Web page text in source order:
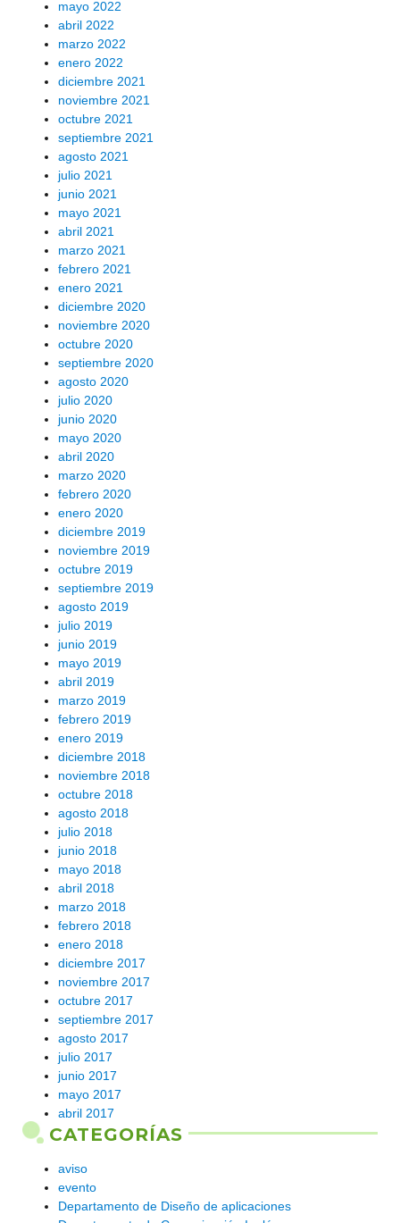
mayo 2022
abril 2022
marzo 2022
enero 2022
diciembre 2021
noviembre 2021
octubre 2021
septiembre 2021
agosto 2021
julio 2021
junio 2021
mayo 2021
abril 2021
marzo 2021
febrero 2021
enero 2021
diciembre 2020
noviembre 2020
octubre 2020
septiembre 2020
agosto 2020
julio 2020
junio 2020
mayo 2020
abril 2020
marzo 2020
febrero 2020
enero 2020
diciembre 2019
noviembre 2019
octubre 2019
septiembre 2019
agosto 2019
julio 2019
junio 2019
mayo 2019
abril 2019
marzo 2019
febrero 2019
enero 2019
diciembre 2018
noviembre 2018
octubre 2018
agosto 2018
julio 2018
junio 2018
mayo 2018
abril 2018
marzo 2018
febrero 2018
enero 2018
diciembre 2017
noviembre 2017
octubre 2017
septiembre 2017
agosto 2017
julio 2017
junio 2017
mayo 2017
abril 2017
CATEGORÍAS
aviso
evento
Departamento de Diseño de aplicaciones